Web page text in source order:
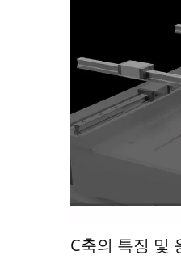
C축의 특징 및